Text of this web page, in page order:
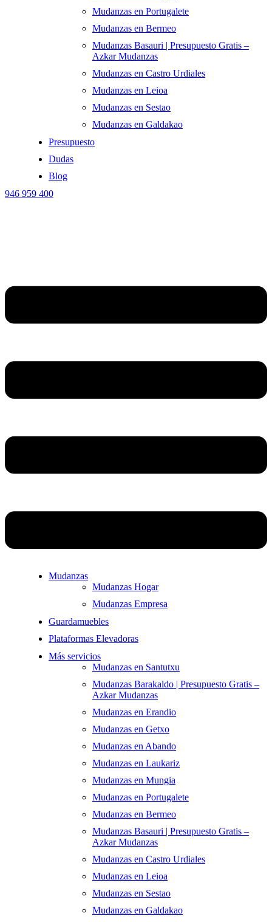
Mudanzas en Portugalete
Mudanzas en Bermeo
Mudanzas Basauri | Presupuesto Gratis –
Azkar Mudanzas
Mudanzas en Castro Urdiales
Mudanzas en Leioa
Mudanzas en Sestao
Mudanzas en Galdakao
Presupuesto
Dudas
Blog
946 959 400
Mudanzas
Mudanzas Hogar
Mudanzas Empresa
Guardamuebles
Plataformas Elevadoras
Más servicios
Mudanzas en Santutxu
Mudanzas Barakaldo | Presupuesto Gratis –
Azkar Mudanzas
Mudanzas en Erandio
Mudanzas en Getxo
Mudanzas en Abando
Mudanzas en Laukariz
Mudanzas en Mungia
Mudanzas en Portugalete
Mudanzas en Bermeo
Mudanzas Basauri | Presupuesto Gratis –
Azkar Mudanzas
Mudanzas en Castro Urdiales
Mudanzas en Leioa
Mudanzas en Sestao
Mudanzas en Galdakao